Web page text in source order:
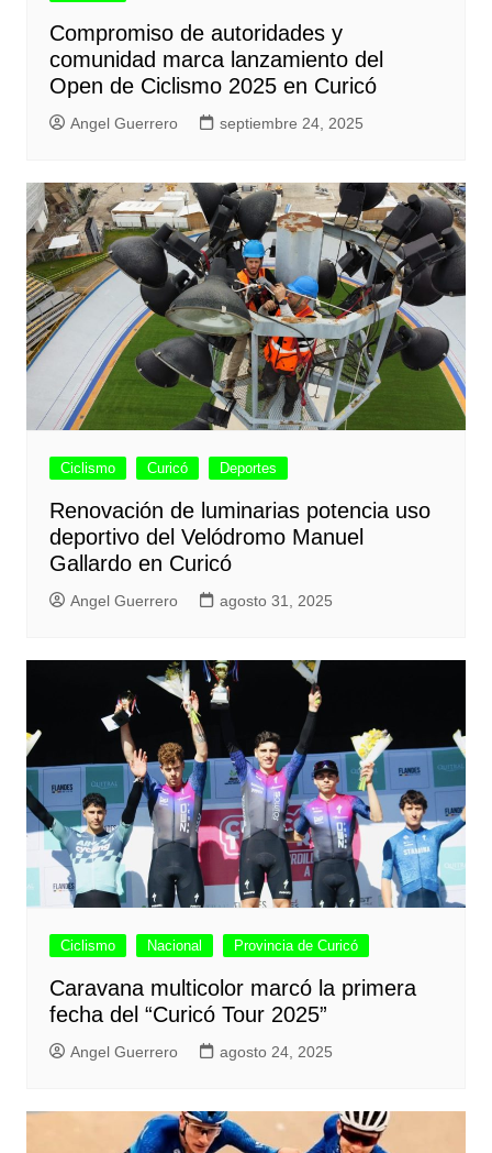
Compromiso de autoridades y
comunidad marca lanzamiento del
Open de Ciclismo 2025 en Curicó
Angel Guerrero septiembre 24, 2025
Ciclismo Curicó Deportes
Renovación de luminarias potencia uso
deportivo del Velódromo Manuel
Gallardo en Curicó
Angel Guerrero agosto 31, 2025
Ciclismo Nacional Provincia de Curicó
Caravana multicolor marcó la primera
fecha del “Curicó Tour 2025”
Angel Guerrero agosto 24, 2025